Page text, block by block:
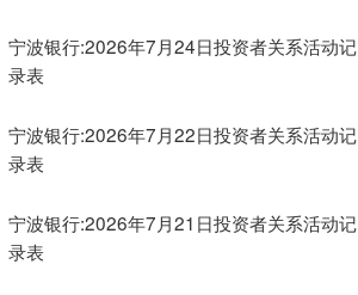
宁波银行:2026年7月24日投资者关系活动记
录表
宁波银行:2026年7月22日投资者关系活动记
录表
宁波银行:2026年7月21日投资者关系活动记
录表